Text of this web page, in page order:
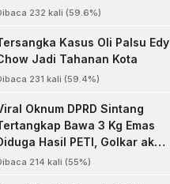
232 kali (59.6%)
Kasus Oli Palsu Edy
Jadi Tahanan Kota
231 kali (59.4%)
Oknum DPRD Sintang
Bawa 3 Kg Emas
Hasil PETI, Golkar akan
Kode Etik
214 kali (55%)